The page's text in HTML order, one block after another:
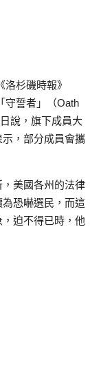
杉磯時報》
守誓者」（Oath
說，旗下成員大
，部分成員會攜
美國各州的法律
恐嚇選民，而這
迫不得已時，他